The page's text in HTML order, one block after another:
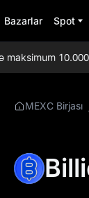
Bazarlar Spot
10.000
MEXC Birjası